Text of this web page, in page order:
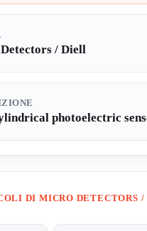
/ Diell
photoelectric
DI MICRO DETECTORS